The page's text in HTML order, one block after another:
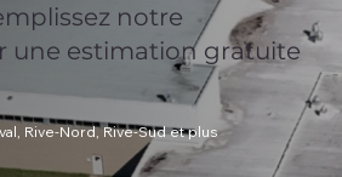
notre
une estimation gratuite
Rive-Nord, Rive-Sud et plus